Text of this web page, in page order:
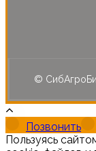
©
Позвонить
Пользуясь